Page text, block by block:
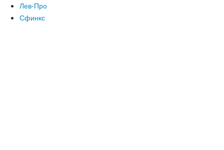
Лев-Про
Сфинкс